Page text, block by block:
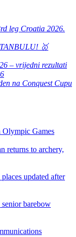
leg Croatia 2026.
🥇
– vrijedni rezultati
na Conquest Cupu
Olympic Games
returns to archery,
updated after
barebow